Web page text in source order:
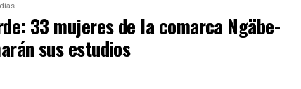
33 mujeres de la comarca Ngäbe-
sus estudios